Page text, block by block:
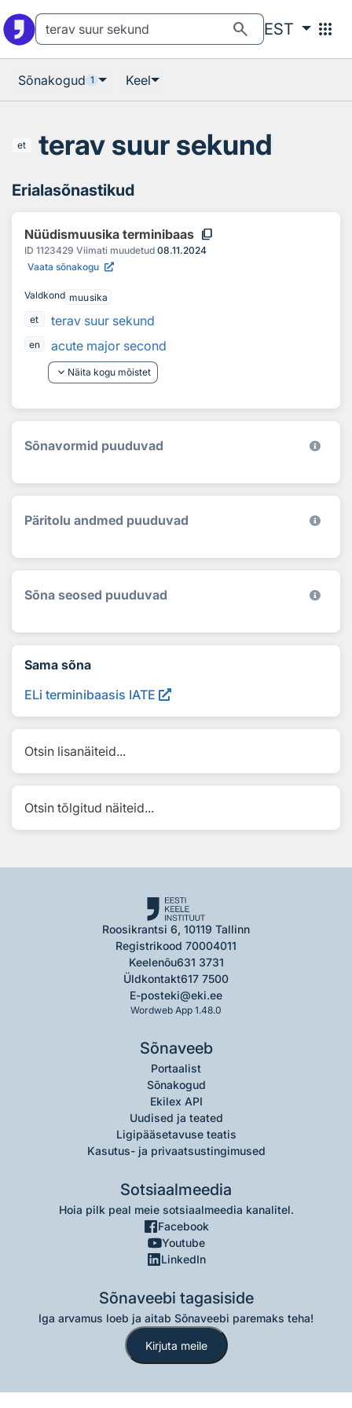
search EST apps
Sõnakogud 1 Keel
et terav suur sekund
Erialasõnastikud
Nüüdismuusika terminibaas content_copy
ID 1123429 Viimati muudetud 08.11.2024
Vaata sõnakogu
Valdkond muusika
et
terav suur sekund
en
acute major second
keyboard_arrow_down Näita kogu mõistet
Sõnavormid puuduvad
Päritolu andmed puuduvad
Sõna seosed puuduvad
Sama sõna
ELi terminibaasis IATE
Otsin lisanäiteid...
Otsin tõlgitud näiteid...
Roosikrantsi 6, 10119 Tallinn
Registrikood 70004011
Keelenõu631 3731
Üldkontakt617 7500
E-posteki@eki.ee
Wordweb App 1.48.0
Sõnaveeb
Portaalist
Sõnakogud
Ekilex API
Uudised ja teated
Ligipääsetavuse teatis
Kasutus- ja privaatsustingimused
Sotsiaalmeedia
Hoia pilk peal meie sotsiaalmeedia kanalitel.
Facebook
Youtube
LinkedIn
Sõnaveebi tagasiside
Iga arvamus loeb ja aitab Sõnaveebi paremaks teha!
Kirjuta meile